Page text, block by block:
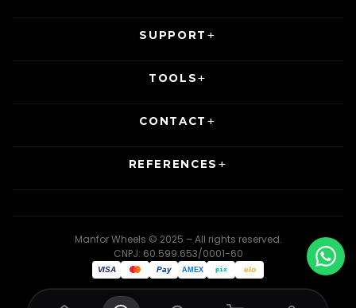
SUPPORT
TOOLS
CONTACT
REFERENCES
Manfor Wheels © 2025 – All rights reserved.
CNPJ: 60.599.653/0001-60
VISA Pay AMEX pix elo